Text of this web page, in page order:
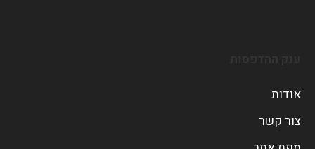
אודות
צור קשר